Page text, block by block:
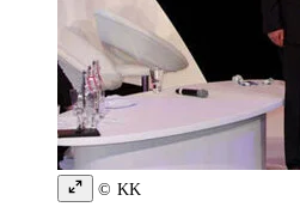
© KK